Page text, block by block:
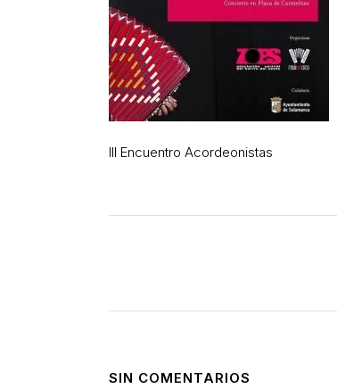
III Encuentro Acordeonistas
SIN COMENTARIOS